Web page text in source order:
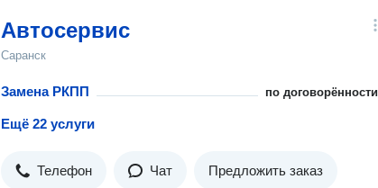
Автосервис
Саранск
Замена РКПП по договорённости
Ещё 22 услуги
Телефон Чат Предложить заказ